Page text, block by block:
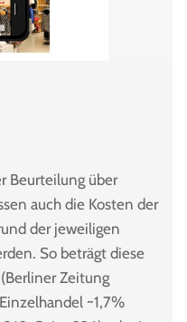
Beurteilung über
auch die Kosten der
der jeweiligen
So beträgt diese
Zeitung
~1,7%